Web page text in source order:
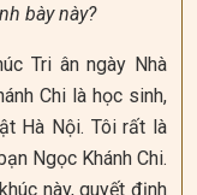
bày này?
Tri ân ngày Nhà
Chi là học sinh,
Hà Nội. Tôi rất là
Ngọc Khánh Chi.
này, quyết định